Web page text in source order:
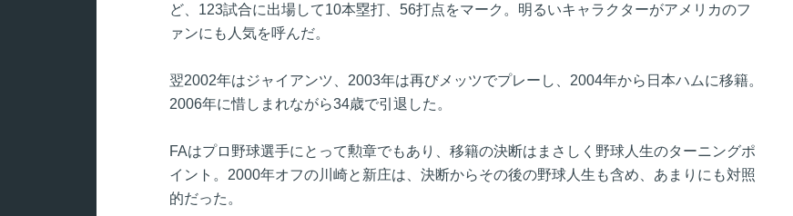
ど、123試合に出場して10本塁打、56打点をマーク。明るいキャラクターがアメリカのフ
ァンにも人気を呼んだ。
翌2002年はジャイアンツ、2003年は再びメッツでプレーし、2004年から日本ハムに移籍。
2006年に惜しまれながら34歳で引退した。
FAはプロ野球選手にとって勲章でもあり、移籍の決断はまさしく野球人生のターニングポ
イント。2000年オフの川崎と新庄は、決断からその後の野球人生も含め、あまりにも対照
的だった。